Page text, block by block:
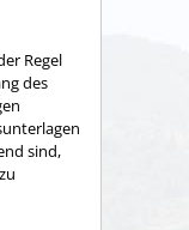
Regel
des
sind,